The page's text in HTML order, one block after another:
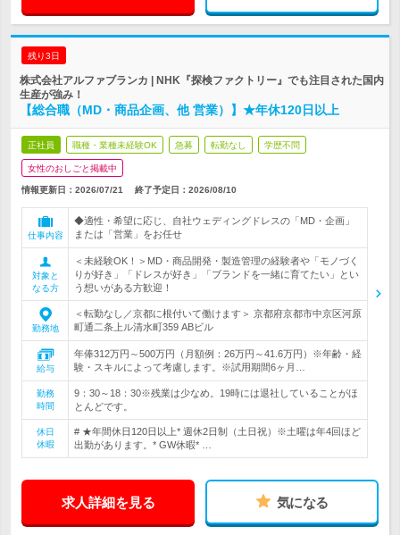
残り3日
株式会社アルファブランカ | NHK『探検ファクトリー』でも注目された国内
生産が強み！
【総合職（MD・商品企画、他 営業）】★年休120日以上
正社員 職種・業種未経験OK 急募 転勤なし 学歴不問
女性のおしごと掲載中
情報更新日：2026/07/21 終了予定日： 2026/08/10
仕事内容
◆適性・希望に応じ、自社ウェディングドレスの「MD・企画」
または「営業」をお任せ
対象と
なる方
＜未経験OK！＞MD・商品開発・製造管理の経験者や「モノづく
りが好き」「ドレスが好き」「ブランドを一緒に育てたい」とい
う想いがある方歓迎！
勤務地
＜転勤なし／京都に根付いて働けます＞ 京都府京都市中京区河原
町通二条上ル清水町359 ABビル
給与
年俸312万円～500万円（月額例：26万円～41.6万円）※年齢・経
験・スキルによって考慮します。※試用期間6ヶ月…
勤務
時間
9：30～18：30※残業は少なめ。19時には退社していることがほ
とんどです。
休日
休暇
# ★年間休日120日以上* 週休2日制（土日祝）※土曜は年4回ほど
出勤があります。* GW休暇* …
求人詳細を見る 気になる